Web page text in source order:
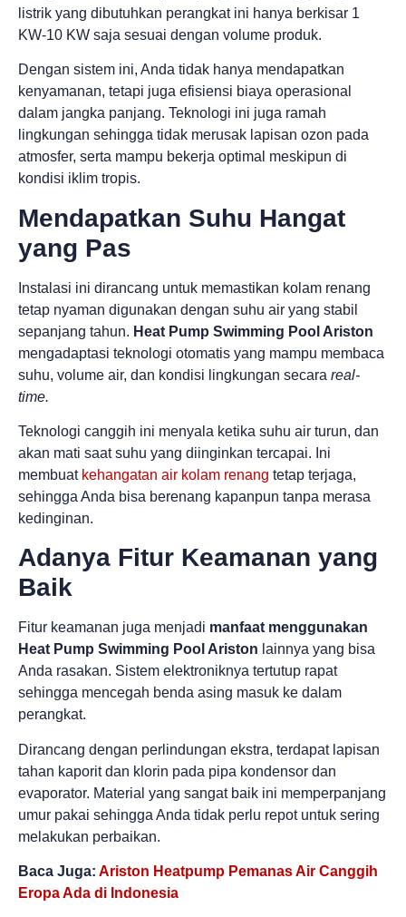
listrik yang dibutuhkan perangkat ini hanya berkisar 1
KW-10 KW saja sesuai dengan volume produk.
Dengan sistem ini, Anda tidak hanya mendapatkan
kenyamanan, tetapi juga efisiensi biaya operasional
dalam jangka panjang. Teknologi ini juga ramah
lingkungan sehingga tidak merusak lapisan ozon pada
atmosfer, serta mampu bekerja optimal meskipun di
kondisi iklim tropis.
Mendapatkan Suhu Hangat
yang Pas
Instalasi ini dirancang untuk memastikan kolam renang
tetap nyaman digunakan dengan suhu air yang stabil
sepanjang tahun. Heat Pump Swimming Pool Ariston
mengadaptasi teknologi otomatis yang mampu membaca
suhu, volume air, dan kondisi lingkungan secara real-
time.
Teknologi canggih ini menyala ketika suhu air turun, dan
akan mati saat suhu yang diinginkan tercapai. Ini
membuat kehangatan air kolam renang tetap terjaga,
sehingga Anda bisa berenang kapanpun tanpa merasa
kedinginan.
Adanya Fitur Keamanan yang
Baik
Fitur keamanan juga menjadi manfaat menggunakan
Heat Pump Swimming Pool Ariston lainnya yang bisa
Anda rasakan. Sistem elektroniknya tertutup rapat
sehingga mencegah benda asing masuk ke dalam
perangkat.
Dirancang dengan perlindungan ekstra, terdapat lapisan
tahan kaporit dan klorin pada pipa kondensor dan
evaporator. Material yang sangat baik ini memperpanjang
umur pakai sehingga Anda tidak perlu repot untuk sering
melakukan perbaikan.
Baca Juga: Ariston Heatpump Pemanas Air Canggih
Eropa Ada di Indonesia